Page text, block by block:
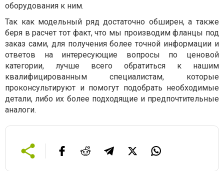
оборудования к ним.
Так как модельный ряд достаточно обширен, а также
беря в расчет тот факт, что мы производим фланцы под
заказ сами, для получения более точной информации и
ответов на интересующие вопросы по ценовой
категории, лучше всего обратиться к нашим
квалифицированным специалистам, которые
проконсультируют и помогут подобрать необходимые
детали, либо их более подходящие и предпочтительные
аналоги.